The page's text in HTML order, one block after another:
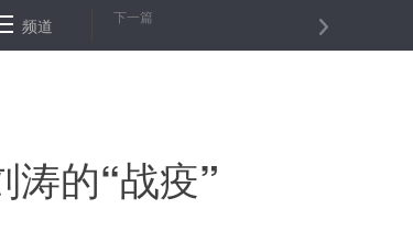
坚守在疫情防控的最前线 通讯：“爱心是我们抗
频道 下一篇
的“战疫”